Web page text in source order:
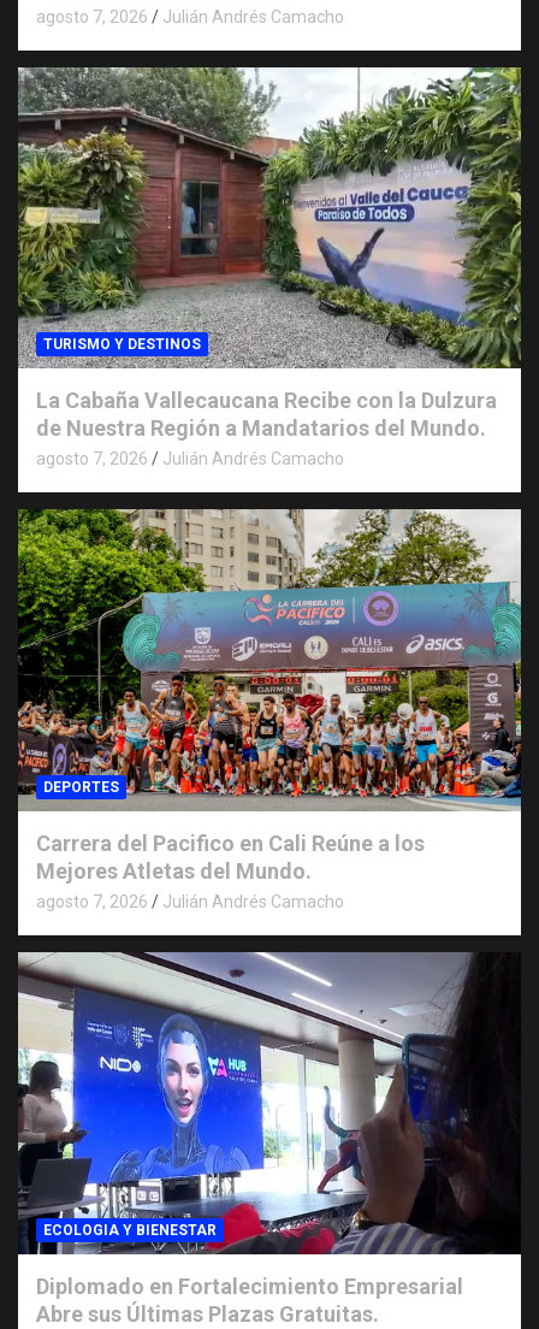
agosto 7, 2026 Julián Andrés Camacho
TURISMO Y DESTINOS
La Cabaña Vallecaucana Recibe con la Dulzura
de Nuestra Región a Mandatarios del Mundo.
agosto 7, 2026 Julián Andrés Camacho
DEPORTES
Carrera del Pacifico en Cali Reúne a los
Mejores Atletas del Mundo.
agosto 7, 2026 Julián Andrés Camacho
ECOLOGIA Y BIENESTAR
Diplomado en Fortalecimiento Empresarial
Abre sus Últimas Plazas Gratuitas.